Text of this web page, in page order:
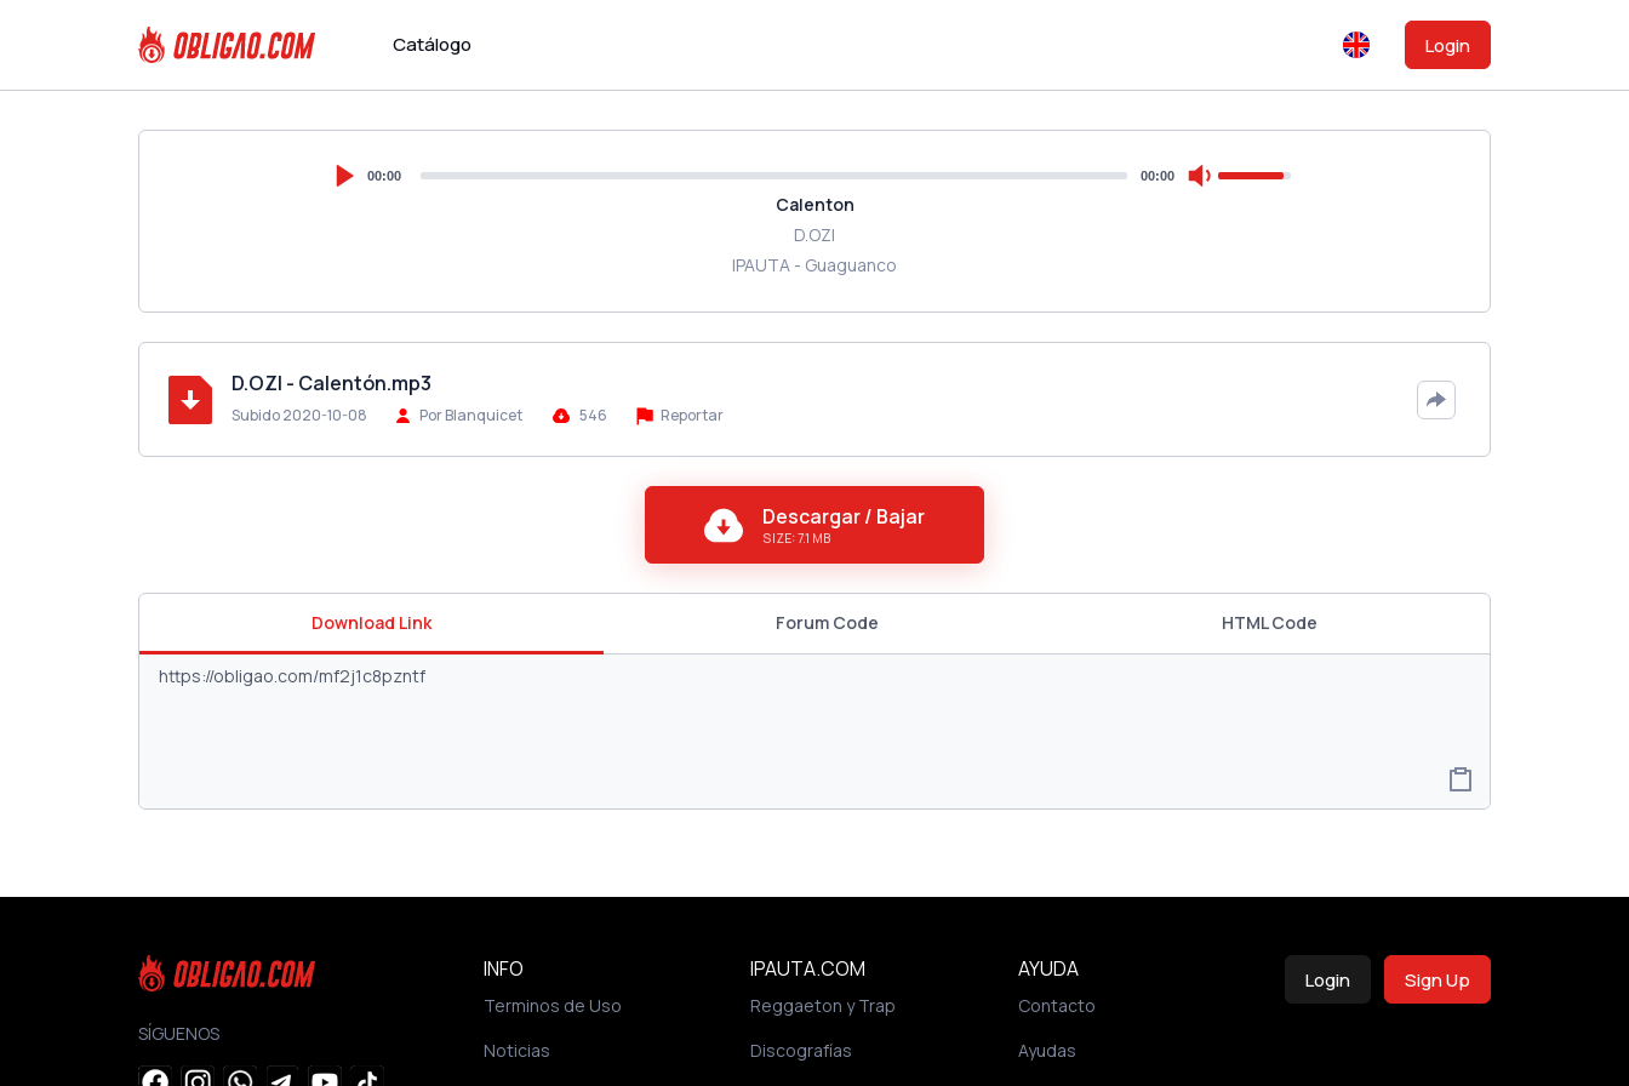
Catálogo Login
00:00 00:00
Calenton
D.OZI
IPAUTA - Guaguanco
D.OZI - Calentón.mp3
Subido 2020-10-08 Por Blanquicet 546 Reportar
Descargar / Bajar
SIZE: 7.1 MB
Download Link Forum Code HTML Code
SÍGUENOS
INFO
Terminos de Uso
Noticias
IPAUTA.COM
Reggaeton y Trap
Discografías
AYUDA
Contacto
Ayudas
Login Sign Up